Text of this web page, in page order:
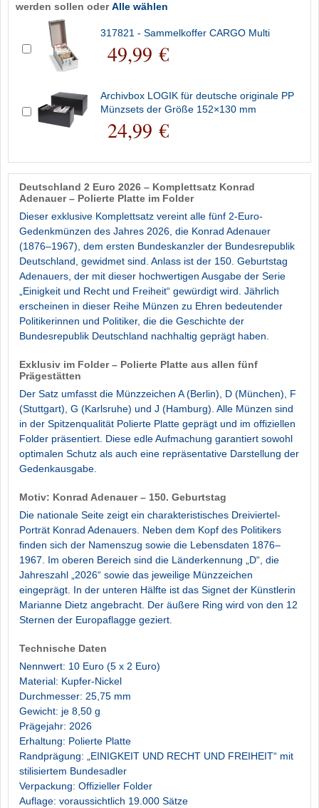
werden sollen oderAlle wählen
317821 - Sammelkoffer CARGO Multi
49,99 €
Archivbox LOGIK für deutsche originale PP
Münzsets der Größe 152×130 mm
24,99 €
Deutschland 2 Euro 2026 – Komplettsatz Konrad
Adenauer – Polierte Platte im Folder
Dieser exklusive Komplettsatz vereint alle fünf 2-Euro-
Gedenkmünzen des Jahres 2026, die Konrad Adenauer
(1876–1967), dem ersten Bundeskanzler der Bundesrepublik
Deutschland, gewidmet sind. Anlass ist der 150. Geburtstag
Adenauers, der mit dieser hochwertigen Ausgabe der Serie
„Einigkeit und Recht und Freiheit“ gewürdigt wird. Jährlich
erscheinen in dieser Reihe Münzen zu Ehren bedeutender
Politikerinnen und Politiker, die die Geschichte der
Bundesrepublik Deutschland nachhaltig geprägt haben.
Exklusiv im Folder – Polierte Platte aus allen fünf
Prägestätten
Der Satz umfasst die Münzzeichen A (Berlin), D (München), F
(Stuttgart), G (Karlsruhe) und J (Hamburg). Alle Münzen sind
in der Spitzenqualität Polierte Platte geprägt und im offiziellen
Folder präsentiert. Diese edle Aufmachung garantiert sowohl
optimalen Schutz als auch eine repräsentative Darstellung der
Gedenkausgabe.
Motiv: Konrad Adenauer – 150. Geburtstag
Die nationale Seite zeigt ein charakteristisches Dreiviertel-
Porträt Konrad Adenauers. Neben dem Kopf des Politikers
finden sich der Namenszug sowie die Lebensdaten 1876–
1967. Im oberen Bereich sind die Länderkennung „D“, die
Jahreszahl „2026“ sowie das jeweilige Münzzeichen
eingeprägt. In der unteren Hälfte ist das Signet der Künstlerin
Marianne Dietz angebracht. Der äußere Ring wird von den 12
Sternen der Europaflagge geziert.
Technische Daten
Nennwert: 10 Euro (5 x 2 Euro)
Material: Kupfer-Nickel
Durchmesser: 25,75 mm
Gewicht: je 8,50 g
Prägejahr: 2026
Erhaltung: Polierte Platte
Randprägung: „EINIGKEIT UND RECHT UND FREIHEIT“ mit
stilisiertem Bundesadler
Verpackung: Offizieller Folder
Auflage: voraussichtlich 19.000 Sätze